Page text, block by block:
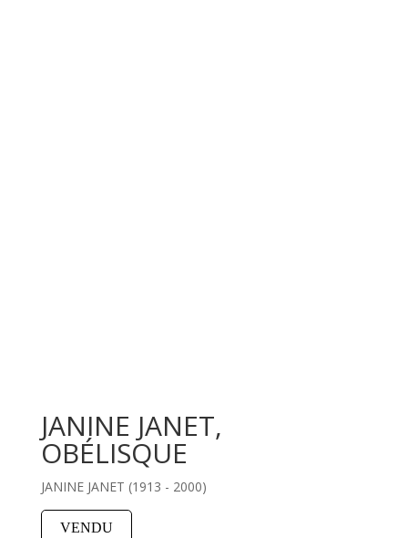
JANINE JANET,
OBÉLISQUE
JANINE JANET (1913 - 2000)
VENDU